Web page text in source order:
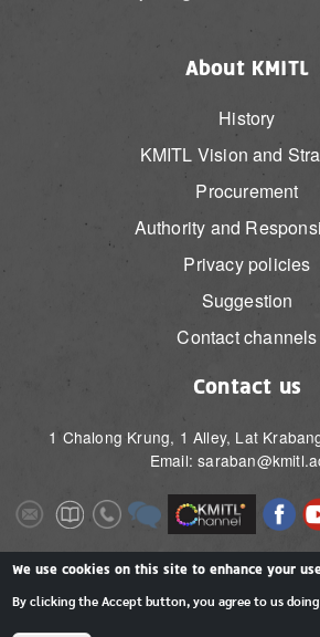
About KMITL
History
KMITL Vision and
Procurement
Authority and
Privacy policies
Suggestion
Contact channels
Contact us
1 Chalong Krung, 1 Alley, Lat
Email:
ImageImageImageImage Image Image
Image Image
We use cookies on this site to enhance your
By clicking the Accept button, you agree to us doing